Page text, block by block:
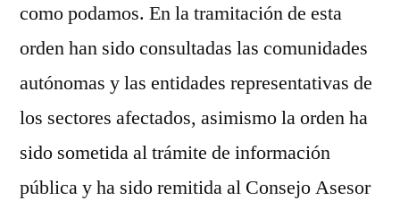
como podamos. En la tramitación de esta
orden han sido consultadas las comunidades
autónomas y las entidades representativas de
los sectores afectados, asimismo la orden ha
sido sometida al trámite de información
pública y ha sido remitida al Consejo Asesor